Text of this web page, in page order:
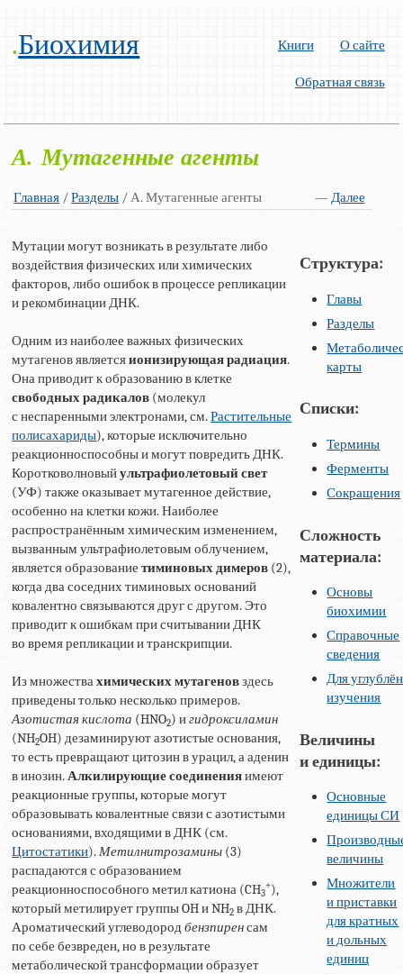
.Биохимия Книги О сайте
Обратная связь
А. Мутагенные агенты
Главная / —Далее
Разделы / А. Мутагенные агенты
Мутации могут возникать в результате либо
воздействия физических или химических
факторов, либо ошибок в процессе репликации
и рекомбинации ДНК.
Одним из наиболее важных физических
мутагенов являетсяионизирующая радиация.
Она приводит к образованию в клетке
свободных радикалов (молекул
с неспаренными электронами, см.Растительные
полисахариды), которые исключительно
реакционноспособны и могут повредить ДНК.
Коротковолновыйультрафиолетовый свет
(УФ) также оказывает мутагенное действие,
особенно на клетки кожи. Наиболее
распространённым химическим изменением,
вызванным ультрафиолетовым облучением,
является образованиетиминовых димеров (2),
когда два соседних тиминовых оснований
ковалентно связываются друг с другом. Это
приводит к ошибкам при считывании ДНК
во время репликации и транскрипции.
Из множествахимических мутагеновздесь
приведены только несколько примеров.
Азотистая кислота (HNO2) игидроксиламин
(NH2OH) дезаминируют азотистые основания,
то есть превращают цитозин в урацил, а аденин
в инозин.Алкилирующие соединенияимеют
реакционные группы, которые могут
образовывать ковалентные связи с азотистыми
основаниями, входящими в ДНК (см.
Цитостатики).Метилнитрозамины (3)
распадаются с образованием
реакционноспособного метил катиона (CH3
+),
который метилирует группы OH и NH2 в ДНК.
Ароматический углеводородбензпиренсам
по себе безвреден, но в результате
метаболической трансформации образует
Структура:
Главы
Разделы
карты
Списки:
Термины
Ферменты
Сокращения
Сложность
материала:
Основы
биохимии
Справочные
сведения
Для
изучения
Величины
и единицы:
Основные
единицы СИ
величины
Множители
и приставки
для кратных
и дольных
единиц